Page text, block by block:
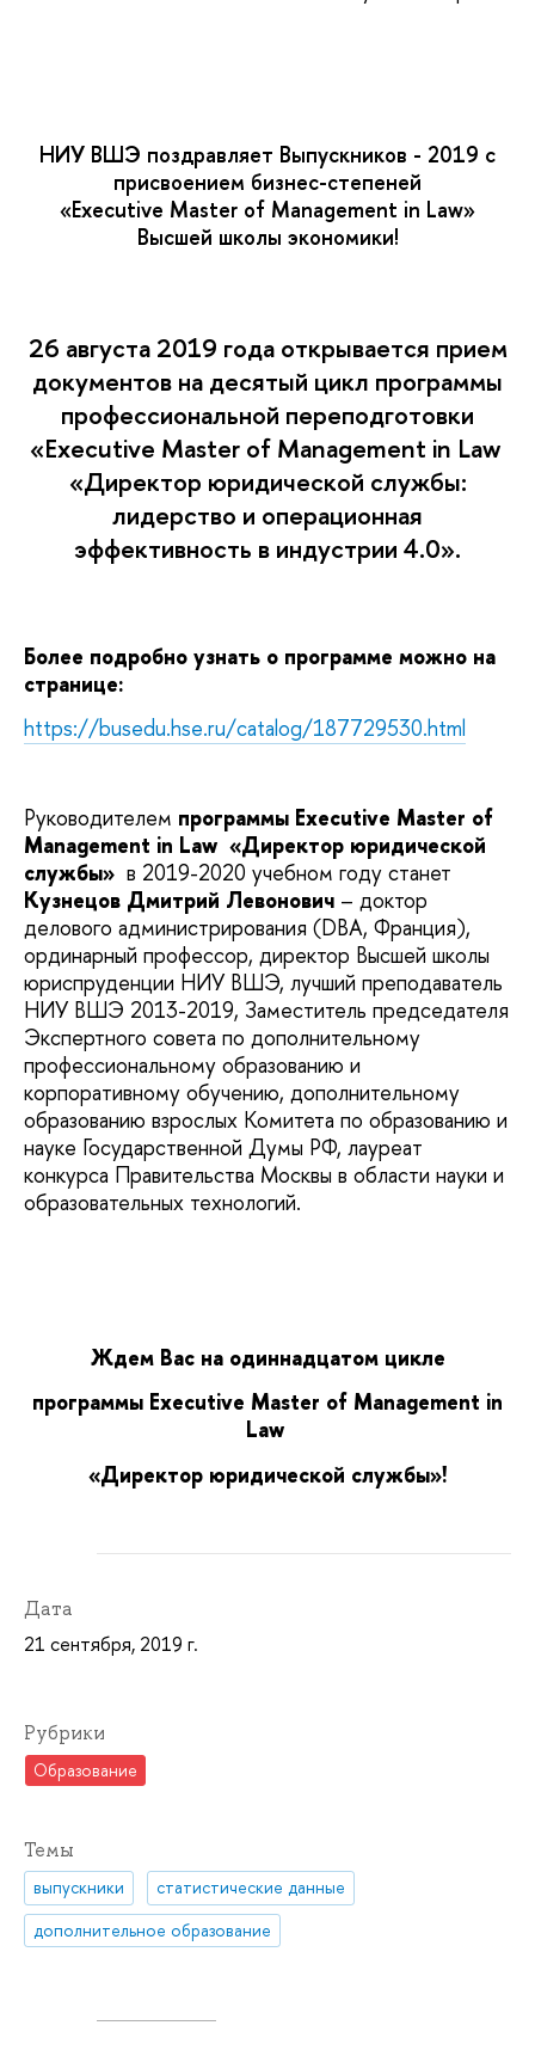
НИУ ВШЭ поздравляет Выпускников - 2019 с
присвоением бизнес-степеней
«Executive Master of Management in Law»
Высшей школы экономики!
26 августа 2019 года открывается прием
документов на десятый цикл программы
профессиональной переподготовки
«Executive Master of Management in Law
«Директор юридической службы:
лидерство и операционная
эффективность в индустрии 4.0».
Более подробно узнать о программе можно на
странице:
https://busedu.hse.ru/catalog/187729530.html
Руководителем программы Executive Master of
Management in Law «Директор юридической
службы» в 2019-2020 учебном году станет
Кузнецов Дмитрий Левонович – доктор
делового администрирования (DBA, Франция),
ординарный профессор, директор Высшей школы
юриспруденции НИУ ВШЭ, лучший преподаватель
НИУ ВШЭ 2013-2019, Заместитель председателя
Экспертного совета по дополнительному
профессиональному образованию и
корпоративному обучению, дополнительному
образованию взрослых Комитета по образованию и
науке Государственной Думы РФ, лауреат
конкурса Правительства Москвы в области науки и
образовательных технологий.
Ждем Вас на одиннадцатом цикле
программы Executive Master of Management in
Law
«Директор юридической службы»!
Дата
21 сентября, 2019 г.
Рубрики
Образование
Темы
выпускники
статистические данные
дополнительное образование